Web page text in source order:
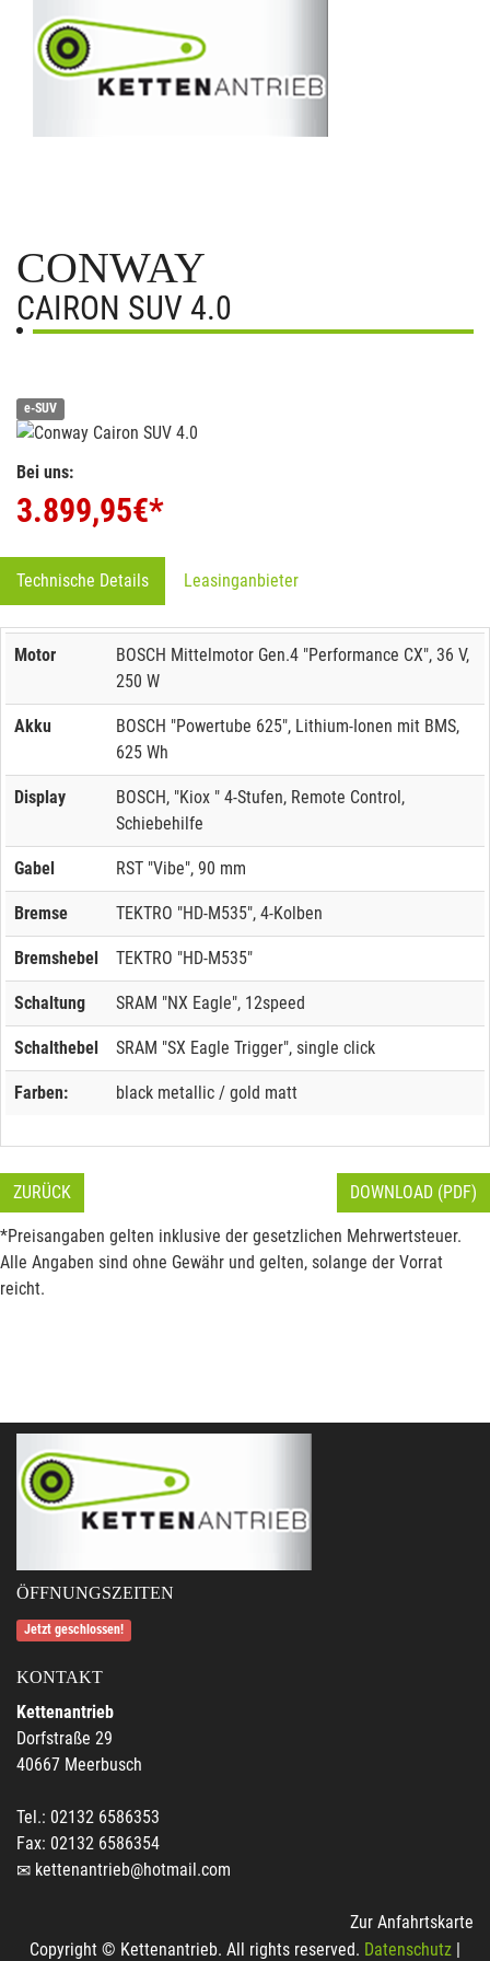
CONWAY
CAIRON SUV 4.0
e-SUV
Bei uns:
3.899,95€*
Technische Details Leasinganbieter
Motor
BOSCH Mittelmotor Gen.4 "Performance CX", 36 V,
250 W
Akku
BOSCH "Powertube 625", Lithium-Ionen mit BMS,
625 Wh
Display
BOSCH, "Kiox " 4-Stufen, Remote Control,
Schiebehilfe
Gabel RST "Vibe", 90 mm
Bremse TEKTRO "HD-M535", 4-Kolben
Bremshebel TEKTRO "HD-M535"
Schaltung SRAM "NX Eagle", 12speed
Schalthebel SRAM "SX Eagle Trigger", single click
Farben: black metallic / gold matt
ZURÜCK DOWNLOAD (PDF)
*Preisangaben gelten inklusive der gesetzlichen Mehrwertsteuer.
Alle Angaben sind ohne Gewähr und gelten, solange der Vorrat
reicht.
ÖFFNUNGSZEITEN
Jetzt geschlossen!
KONTAKT
Kettenantrieb
Dorfstraße 29
40667 Meerbusch
Tel.: 02132 6586353
Fax: 02132 6586354
kettenantrieb@hotmail.com
Zur Anfahrtskarte
Copyright © Kettenantrieb. All rights reserved. Datenschutz |